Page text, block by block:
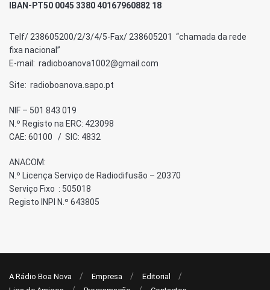
IBAN-PT50 0045 3380 40167960882 18
Telf/ 238605200/2/3/4/5-Fax/ 238605201 “chamada da rede
fixa nacional”
E-mail: radioboanova1002@gmail.com
Site: radioboanova.sapo.pt
NIF – 501 843 019
N.º Registo na ERC: 423098
CAE: 60100 / SIC: 4832
ANACOM:
N.º Licença Serviço de Radiodifusão – 20370
Serviço Fixo : 505018
Registo INPI N.º 643805
A Rádio Boa Nova Empresa
Editorial